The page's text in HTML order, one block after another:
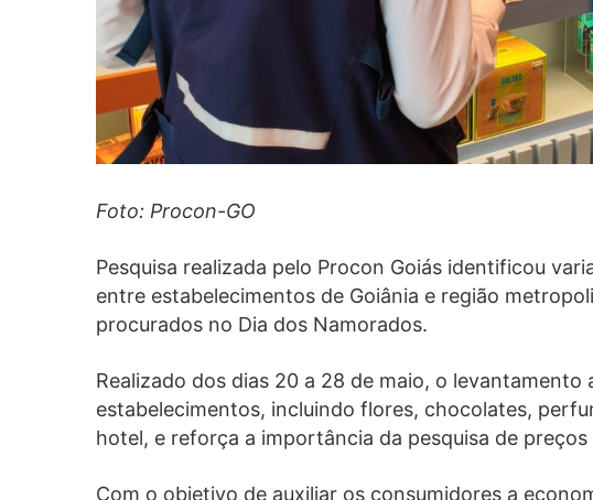
Foto: Procon-GO
Pesquisa realizada pelo Procon Goiás identificou
entre estabelecimentos de Goiânia e região
procurados no Dia dos Namorados.
Realizado dos dias 20 a 28 de maio, o levantamento
estabelecimentos, incluindo flores, chocolates,
hotel, e reforça a importância da pesquisa de
Com o objetivo de auxiliar os consumidores a